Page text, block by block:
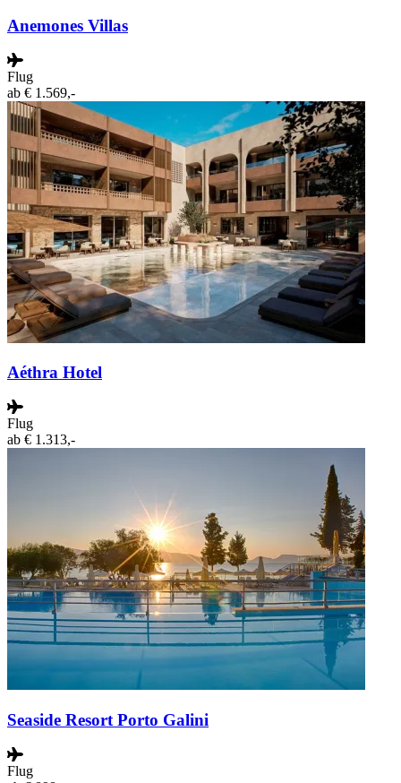
Anemones Villas
Flug
ab € 1.569,-
Aéthra Hotel
Flug
ab € 1.313,-
Seaside Resort Porto Galini
Flug